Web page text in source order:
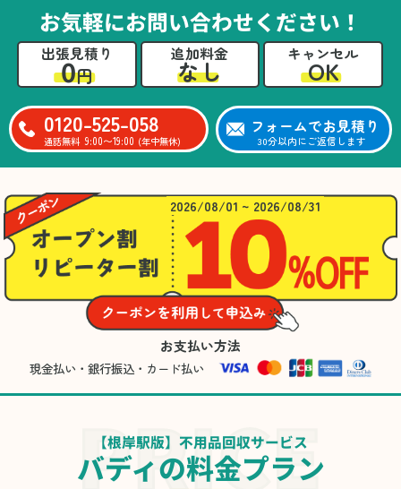
いても教えていただき、
今後の片付けにも役立つ
知識が増えました。また
何かあれば、ぜひお願い
心のこもったサービスを
ありがとうございまし
た。
お気軽にお問い合わせください！
出張見積り
0円
追加料金
なし
キャンセル
OK
0120-525-058
通話無料 9:00〜19:00 (年中無休)
フォームでお見積り
30分以内にご返信します
2026/08/01 ~ 2026/08/31
お支払い方法
現金払い・銀行振込・カード払い
【根岸駅版】不用品回収サービス
バディの料金プラン